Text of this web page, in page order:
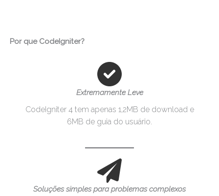
Por que CodeIgniter?
Extremamente Leve
CodeIgniter 4 tem apenas 1,2MB de download e
6MB de guia do usuário.
Soluções simples para problemas complexos